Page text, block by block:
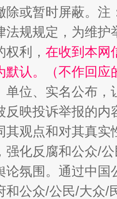
艺术幻境
除或暂时屏蔽。
法规规定，为维
利， 在收到本网
默认。（不作回应
单位、实名公布
反映投诉举报的
其观点和对其真实
强化反腐和公众/
论氛围。通过中
和公众/公民/大众/